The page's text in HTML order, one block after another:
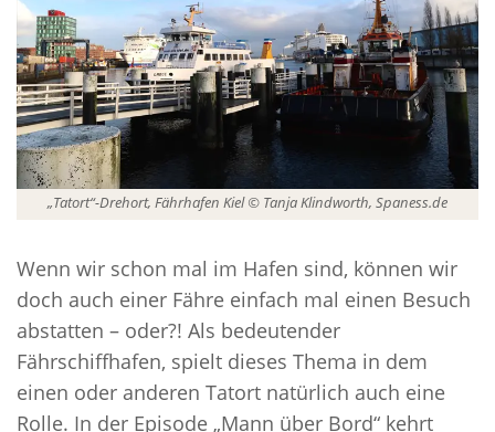
„Tatort“-Drehort, Fährhafen Kiel © Tanja Klindworth, Spaness.de
Wenn wir schon mal im Hafen sind, können wir
doch auch einer Fähre einfach mal einen Besuch
abstatten – oder?! Als bedeutender
Fährschiffhafen, spielt dieses Thema in dem
einen oder anderen Tatort natürlich auch eine
Rolle. In der Episode „Mann über Bord“ kehrt